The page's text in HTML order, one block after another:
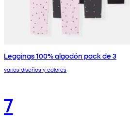
Leggings 100% algodón pack de 3
varios diseños y colores
7